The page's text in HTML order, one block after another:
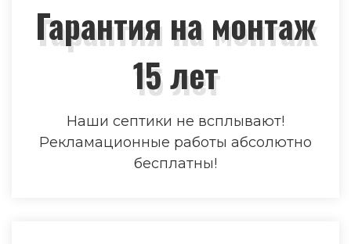
Гарантия на монтаж
15 лет
Наши септики не всплывают!
Рекламационные работы абсолютно
бесплатны!